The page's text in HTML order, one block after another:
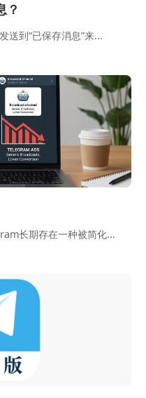
？
送到“已保存消息”来...
长期存在一种被简化...